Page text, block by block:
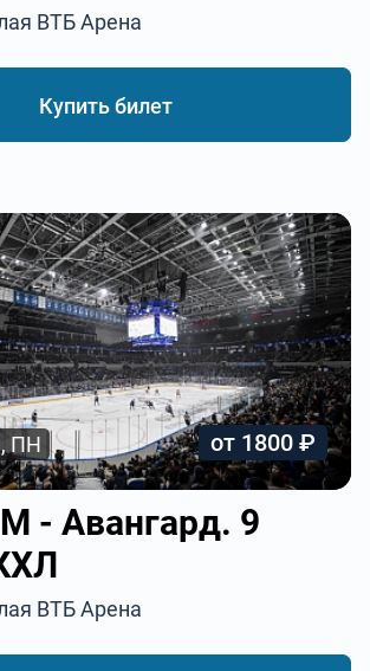
ВТБ Арена
Купить билет
ПН от 1800 ₽
- Авангард. 9
ВТБ Арена